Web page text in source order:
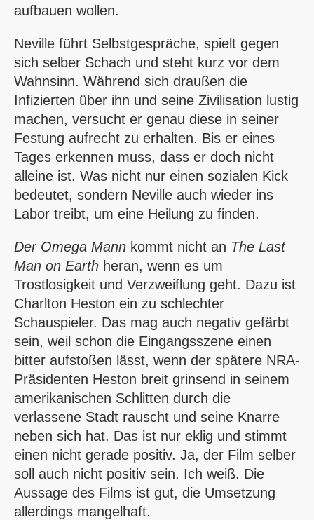
aufbauen wollen.
Neville führt Selbstgespräche, spielt gegen
sich selber Schach und steht kurz vor dem
Wahnsinn. Während sich draußen die
Infizierten über ihn und seine Zivilisation lustig
machen, versucht er genau diese in seiner
Festung aufrecht zu erhalten. Bis er eines
Tages erkennen muss, dass er doch nicht
alleine ist. Was nicht nur einen sozialen Kick
bedeutet, sondern Neville auch wieder ins
Labor treibt, um eine Heilung zu finden.
Der Omega Mann kommt nicht an The Last
Man on Earth heran, wenn es um
Trostlosigkeit und Verzweiflung geht. Dazu ist
Charlton Heston ein zu schlechter
Schauspieler. Das mag auch negativ gefärbt
sein, weil schon die Eingangsszene einen
bitter aufstoßen lässt, wenn der spätere NRA-
Präsidenten Heston breit grinsend in seinem
amerikanischen Schlitten durch die
verlassene Stadt rauscht und seine Knarre
neben sich hat. Das ist nur eklig und stimmt
einen nicht gerade positiv. Ja, der Film selber
soll auch nicht positiv sein. Ich weiß. Die
Aussage des Films ist gut, die Umsetzung
allerdings mangelhaft.